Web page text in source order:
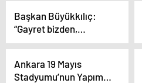
Başkan Büyükkılıç:
“Gayret bizden,
çalışmak bizden,
bizden”
Ankara 19 Mayıs
Stadyumu’nun Yapımı